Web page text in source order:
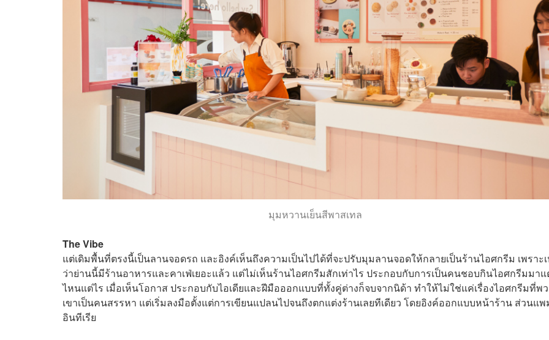
มุมหวานเย็นสีพาสเทล
The Vibe
แต่เดิมพื้นที่ตรงนี้เป็นลานจอดรถ และอิงค์เห็นถึงความเป็นไปได้ที่จะปรับมุมลานจอดให้กลายเป็นร้านไอศกรีม เพราะ
ว่าย่านนี้มีร้านอาหารและคาเฟ่เยอะแล้ว แต่ไม่เห็นร้านไอศกรีมสักเท่าไร ประกอบกับการเป็นคนชอบกินไอศกรีมมา
ไหนแต่ไร เมื่อเห็นโอกาส ประกอบกับไอเดียและฝีมือออกแบบที่ทั้งคู่ต่างก็จบจากนิด้า ทำให้ไม่ใช่แค่เรื่องไอศกรีมที่พ
เขาเป็นคนสรรหา แต่เริ่มลงมือตั้งแต่การเขียนแปลนไปจนถึงตกแต่งร้านเลยทีเดียว โดยอิงค์ออกแบบหน้าร้าน ส่วนแ
อินทีเรีย